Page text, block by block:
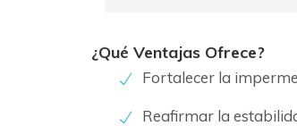
¿Qué Ventajas Ofrece?
Fortalecer la
Reafirmar la